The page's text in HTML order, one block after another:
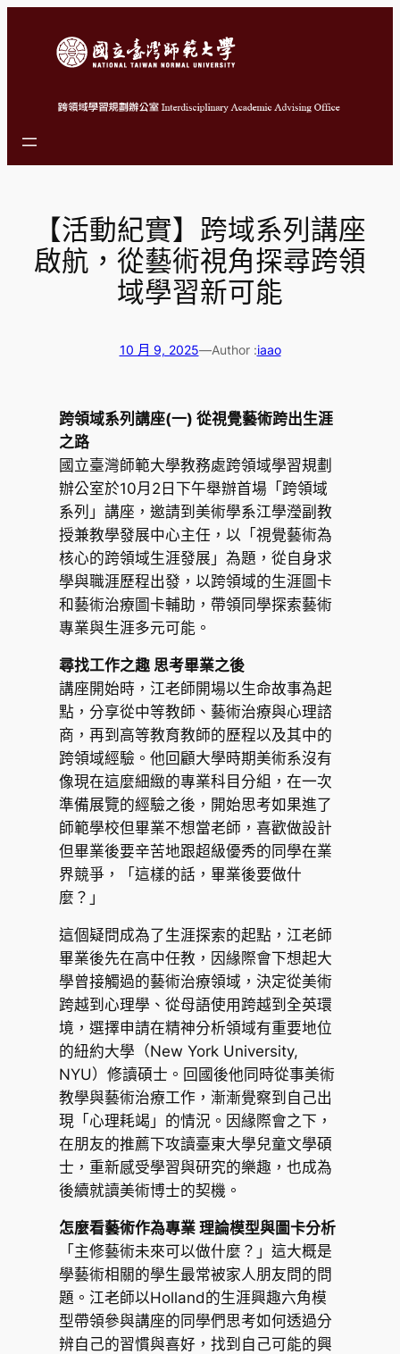
【活動紀實】跨域系列講座
啟航，從藝術視角探尋跨領
域學習新可能
10 月 9, 2025—Author :iaao
跨領域系列講座(一) 從視覺藝術跨出生涯
之路
國立臺灣師範大學教務處跨領域學習規劃
辦公室於10月2日下午舉辦首場「跨領域
系列」講座，邀請到美術學系江學瀅副教
授兼教學發展中心主任，以「視覺藝術為
核心的跨領域生涯發展」為題，從自身求
學與職涯歷程出發，以跨領域的生涯圖卡
和藝術治療圖卡輔助，帶領同學探索藝術
專業與生涯多元可能。
尋找工作之趣 思考畢業之後
講座開始時，江老師開場以生命故事為起
點，分享從中等教師、藝術治療與心理諮
商，再到高等教育教師的歷程以及其中的
跨領域經驗。他回顧大學時期美術系沒有
像現在這麼細緻的專業科目分組，在一次
準備展覽的經驗之後，開始思考如果進了
師範學校但畢業不想當老師，喜歡做設計
但畢業後要辛苦地跟超級優秀的同學在業
界競爭，「這樣的話，畢業後要做什
麼？」
這個疑問成為了生涯探索的起點，江老師
畢業後先在高中任教，因緣際會下想起大
學曾接觸過的藝術治療領域，決定從美術
跨越到心理學、從母語使用跨越到全英環
境，選擇申請在精神分析領域有重要地位
的紐約大學（New York University,
NYU）修讀碩士。回國後他同時從事美術
教學與藝術治療工作，漸漸覺察到自己出
現「心理耗竭」的情況。因緣際會之下，
在朋友的推薦下攻讀臺東大學兒童文學碩
士，重新感受學習與研究的樂趣，也成為
後續就讀美術博士的契機。
怎麼看藝術作為專業 理論模型與圖卡分析
「主修藝術未來可以做什麼？」這大概是
學藝術相關的學生最常被家人朋友問的問
題。江老師以Holland的生涯興趣六角模
型帶領參與講座的同學們思考如何透過分
辨自己的習慣與喜好，找到自己可能的興